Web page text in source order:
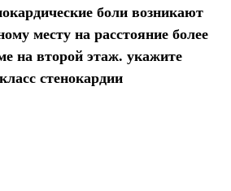
боли возникают
месту на расстояние более
на второй этаж. укажите
стенокардии